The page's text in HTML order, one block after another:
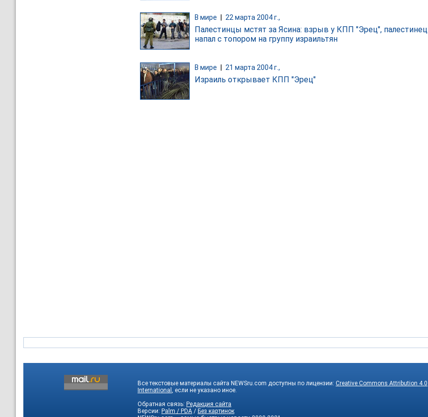
В мире 22 марта 2004 г.,
Палестинцы мстят за Ясина: взрыв у КПП "Эрец", палестинец
напал с топором на группу израильтян
В мире | 21 марта 2004 г.,
Израиль открывает КПП "Эрец"
Все текстовые материалы сайта NEWSru.com доступны по лицензии: Creative Commons Attribution 4.0
International
, если не указано иное.
Обратная связь: Редакция сайта
Версии: Palm / PDA / Без картинок